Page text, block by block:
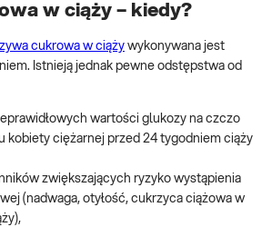
w ciąży – kiedy?
cukrowa w ciąży wykonywana jest
Istnieją jednak pewne odstępstwa od
wartości glukozy na czczo
kobiety ciężarnej przed 24 tygodniem ciąży
zwiększających ryzyko wystąpienia
(nadwaga, otyłość, cukrzyca ciążowa w